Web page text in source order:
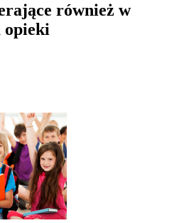
również w
opieki